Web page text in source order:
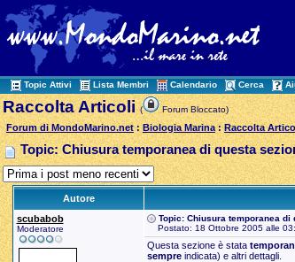
Topic Attivi Lista Membri Calendario Cerca
Raccolta Articoli( Forum Bloccato)
Forum di MondoMarino.net :Biologia Marina: Raccolta
Topic: Chiusura temporanea di questa
Autore
scubabob
Moderatore
Topic: Chiusura temporanea di
Postato: 18 Ottobre 2005 alle
Questa sezione è stata
sempreindicata) e altri dettagli.